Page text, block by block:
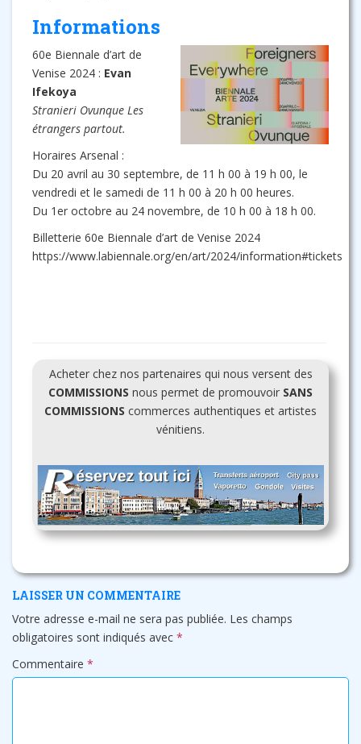
Informations
60e Biennale d’art de
Venise 2024 : Evan
Ifekoya
Stranieri Ovunque Les
étrangers partout.
Horaires Arsenal :
Du 20 avril au 30 septembre, de 11 h 00 à 19 h 00, le
vendredi et le samedi de 11 h 00 à 20 h 00 heures.
Du 1er octobre au 24 novembre, de 10 h 00 à 18 h 00.
Billetterie 60e Biennale d’art de Venise 2024
https://www.labiennale.org/en/art/2024/information#tickets
Acheter chez nos partenaires qui nous versent des
COMMISSIONS nous permet de promouvoir SANS
COMMISSIONS commerces authentiques et artistes
vénitiens.
LAISSER UN COMMENTAIRE
Votre adresse e-mail ne sera pas publiée. Les champs
obligatoires sont indiqués avec *
Commentaire *